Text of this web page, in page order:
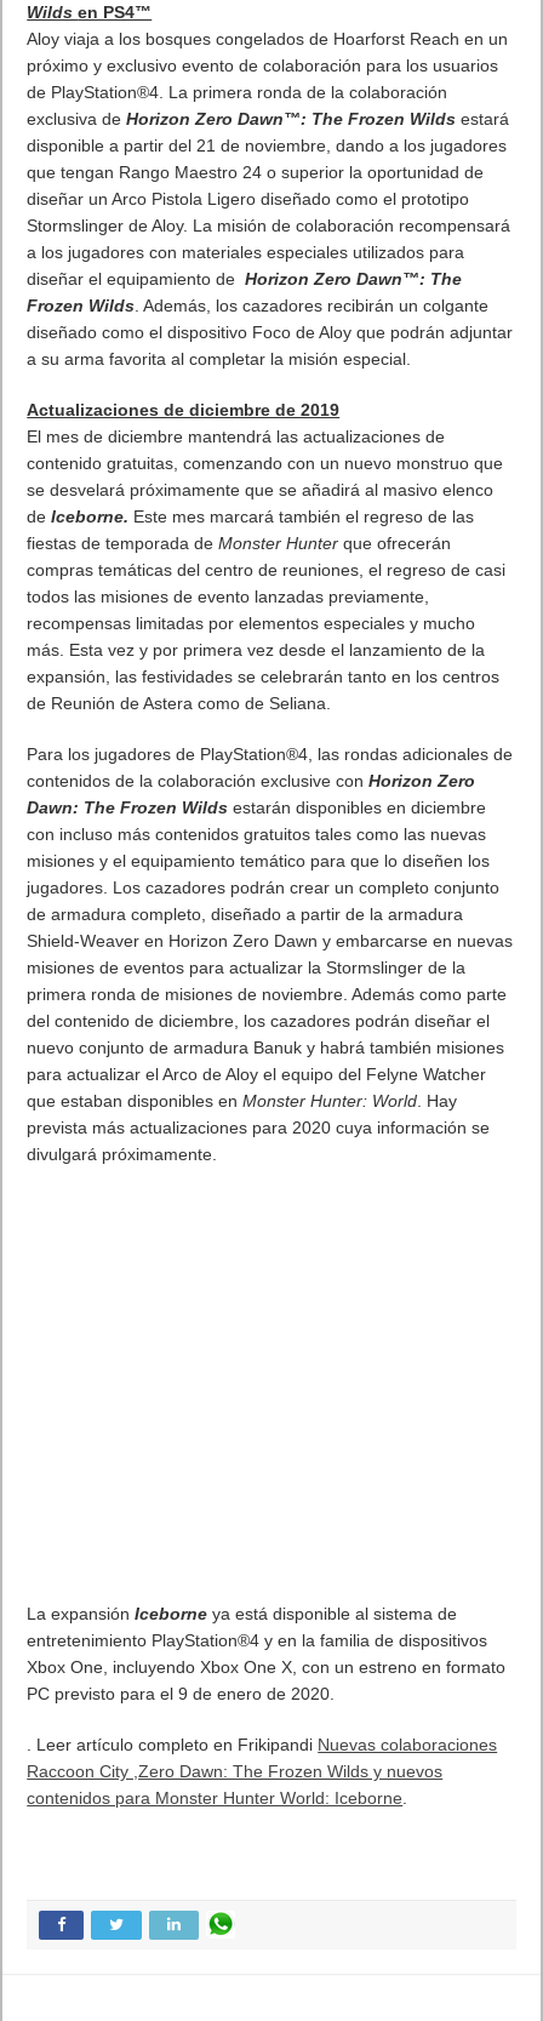
Colaboración de Horizon Zero Dawn™: The Frozen
Wildsen PS4™
Aloy viaja a los bosques congelados de Hoarforst Reach en un
próximo y exclusivo evento de colaboración para los usuarios
de PlayStation®4. La primera ronda de la colaboración
exclusiva deHorizon Zero Dawn™: The Frozen Wildsestará
disponible a partir del 21 de noviembre, dando a los jugadores
que tengan Rango Maestro 24 o superior la oportunidad de
diseñar un Arco Pistola Ligero diseñado como el prototipo
Stormslinger de Aloy. La misión de colaboración recompensará
a los jugadores con materiales especiales utilizados para
diseñar el equipamiento deHorizon Zero Dawn™: The
Frozen Wilds. Además, los cazadores recibirán un colgante
diseñado como el dispositivo Foco de Aloy que podrán adjuntar
Actualizaciones de diciembre de 2019
El mes de diciembre mantendrá las actualizaciones de
contenido gratuitas, comenzando con un nuevo monstruo que
se desvelará próximamente que se añadirá al masivo elenco
deIceborne.Este mes marcará también el regreso de las
fiestas de temporada deMonster Hunterque ofrecerán
compras temáticas del centro de reuniones, el regreso de casi
todos las misiones de evento lanzadas previamente,
recompensas limitadas por elementos especiales y mucho
más. Esta vez y por primera vez desde el lanzamiento de la
expansión, las festividades se celebrarán tanto en los centros
Para los jugadores de PlayStation®4, las rondas adicionales de
contenidos de la colaboración exclusive conHorizon Zero
Dawn: The Frozen Wildsestarán disponibles en diciembre
con incluso más contenidos gratuitos tales como las nuevas
misiones y el equipamiento temático para que lo diseñen los
jugadores. Los cazadores podrán crear un completo conjunto
de armadura completo, diseñado a partir de la armadura
Shield-Weaver en Horizon Zero Dawn y embarcarse en nuevas
misiones de eventos para actualizar la Stormslinger de la
primera ronda de misiones de noviembre. Además como parte
del contenido de diciembre, los cazadores podrán diseñar el
nuevo conjunto de armadura Banuk y habrá también misiones
para actualizar el Arco de Aloy el equipo del Felyne Watcher
que estaban disponibles enMonster Hunter: World. Hay
prevista más actualizaciones para 2020 cuya información se
La expansiónIceborne ya está disponible al sistema de
entretenimiento PlayStation®4 y en la familia de dispositivos
Xbox One, incluyendo Xbox One X, con un estreno en formato
. Leer artículo completo en FrikipandiNuevas colaboraciones
Raccoon City ,Zero Dawn: The Frozen Wilds y nuevos